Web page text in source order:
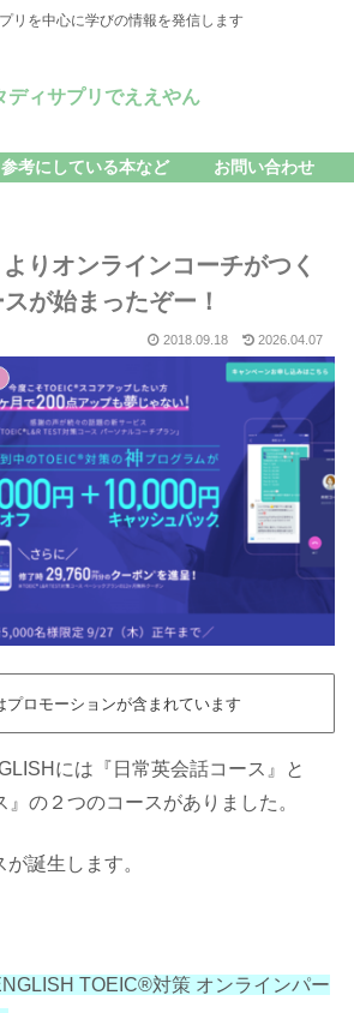
リを中心に学びの情報を発信します
ディサプリでええやん
参考にしている本など お問い合わせ
りオンラインコーチがつく
が始まったぞー！
2018.09.18 2026.04.07
プロモーションが含まれています
には『日常英会話コース』と
』の２つのコースがありました。
誕生します。
TOEIC®対策 オンラインパー